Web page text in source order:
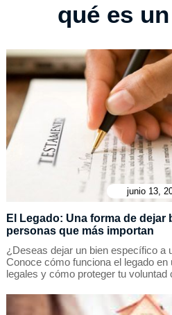
qué es
junio 13,
El Legado: Una forma de
personas que más importan
¿Deseas dejar un bien específico a
Conoce cómo funciona el legado
legales y cómo proteger tu voluntad